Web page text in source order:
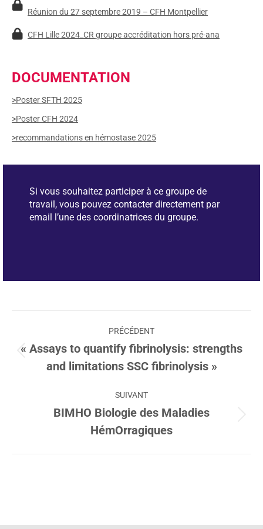
Réunion du 27 septembre 2019 – CFH Montpellier
CFH Lille 2024_CR groupe accréditation hors pré-ana
DOCUMENTATION
>Poster SFTH 2025
>Poster CFH 2024
>recommandations en hémostase 2025
Si vous souhaitez participer à ce groupe de
travail, vous pouvez contacter directement par
email l’une des coordinatrices du groupe.
article
PRÉCÉDENT
Article
précédent
« Assays to quantify fibrinolysis: strengths
and limitations SSC fibrinolysis »
SUIVANT
Article
suivant
BIMHO Biologie des Maladies
HémOrragiques